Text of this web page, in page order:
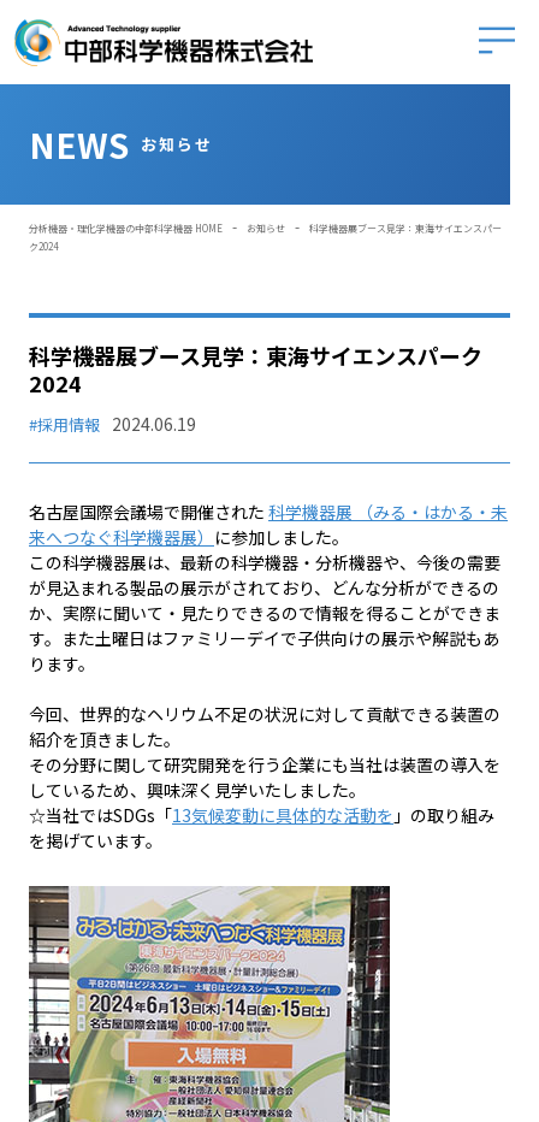
中部科
NEWS お知らせ
分析機器・理化学機器の中部科学機器 HOME - お知らせ -
科学機器展ブース見学：東海サイエンスパー
ク2024
科学機器展ブース見学：東海サイエンスパーク
2024
#採用情報 2024.06.19
名古屋国際会議場で開催された 科学機器展 （みる・はかる・未
来へつなぐ科学機器展） に参加しました。
この科学機器展は、最新の科学機器・分析機器や、今後の需要
が見込まれる製品の展示がされており、どんな分析ができるの
か、実際に聞いて・見たりできるので情報を得ることができま
す。また土曜日はファミリーデイで子供向けの展示や解説もあ
ります。
今回、世界的なヘリウム不足の状況に対して貢献できる装置の
紹介を頂きました。
その分野に関して研究開発を行う企業にも当社は装置の導入を
しているため、興味深く見学いたしました。
☆当社ではSDGs「13気候変動に具体的な活動を 」の取り組み
を掲げています。